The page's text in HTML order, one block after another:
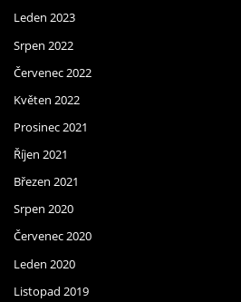
Leden 2023
Srpen 2022
Červenec 2022
Květen 2022
Prosinec 2021
Říjen 2021
Březen 2021
Srpen 2020
Červenec 2020
Leden 2020
Listopad 2019